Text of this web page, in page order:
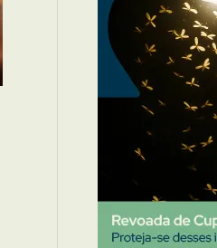
Percevejo de Cama
Pulgas e Carrapatos
Ratos
Sanitização